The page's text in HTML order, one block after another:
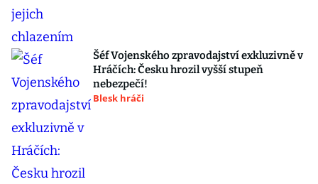
Šéf Vojenského zpravodajství exkluzivně v
Hráčích: Česku hrozil vyšší stupeň
nebezpečí!
Blesk hráči